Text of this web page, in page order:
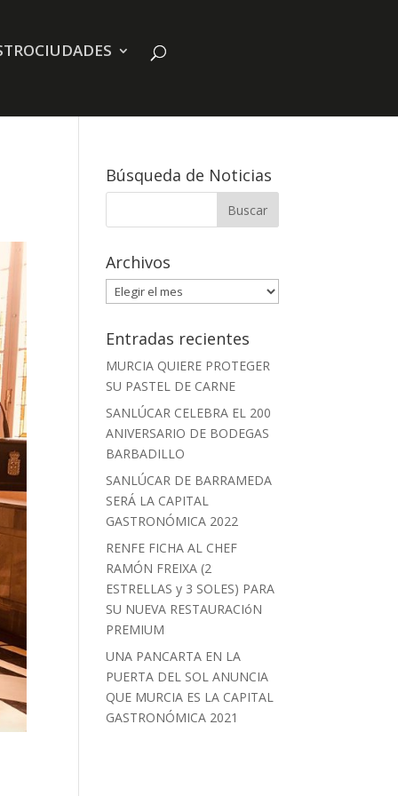
Búsqueda de Noticias
Archivos
Archivos
Entradas recientes
MURCIA QUIERE PROTEGER
SU PASTEL DE CARNE
SANLÚCAR CELEBRA EL 200
ANIVERSARIO DE BODEGAS
BARBADILLO
SANLÚCAR DE BARRAMEDA
SERÁ LA CAPITAL
GASTRONÓMICA 2022
RENFE FICHA AL CHEF
RAMÓN FREIXA (2
ESTRELLAS y 3 SOLES) PARA
SU NUEVA RESTAURACIóN
PREMIUM
UNA PANCARTA EN LA
PUERTA DEL SOL ANUNCIA
QUE MURCIA ES LA CAPITAL
GASTRONÓMICA 2021